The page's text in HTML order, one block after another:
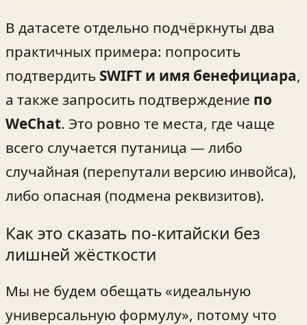
В датасете отдельно подчёркнуты два
практичных примера: попросить
подтвердить SWIFT и имя бенефициара,
а также запросить подтверждение по
WeChat. Это ровно те места, где чаще
всего случается путаница — либо
случайная (перепутали версию инвойса),
либо опасная (подмена реквизитов).
Как это сказать по-китайски без
лишней жёсткости
Мы не будем обещать «идеальную
универсальную формулу», потому что